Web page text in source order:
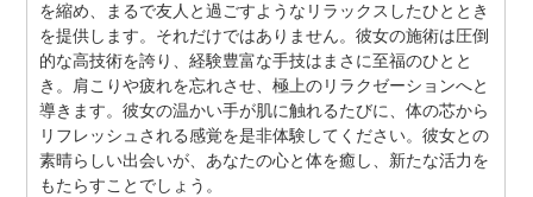
を縮め、まるで友人と過ごすようなリラックスしたひととき
を提供します。それだけではありません。彼女の施術は圧倒
的な高技術を誇り、経験豊富な手技はまさに至福のひとと
き。肩こりや疲れを忘れさせ、極上のリラクゼーションへと
導きます。彼女の温かい手が肌に触れるたびに、体の芯から
リフレッシュされる感覚を是非体験してください。彼女との
素晴らしい出会いが、あなたの心と体を癒し、新たな活力を
もたらすことでしょう。